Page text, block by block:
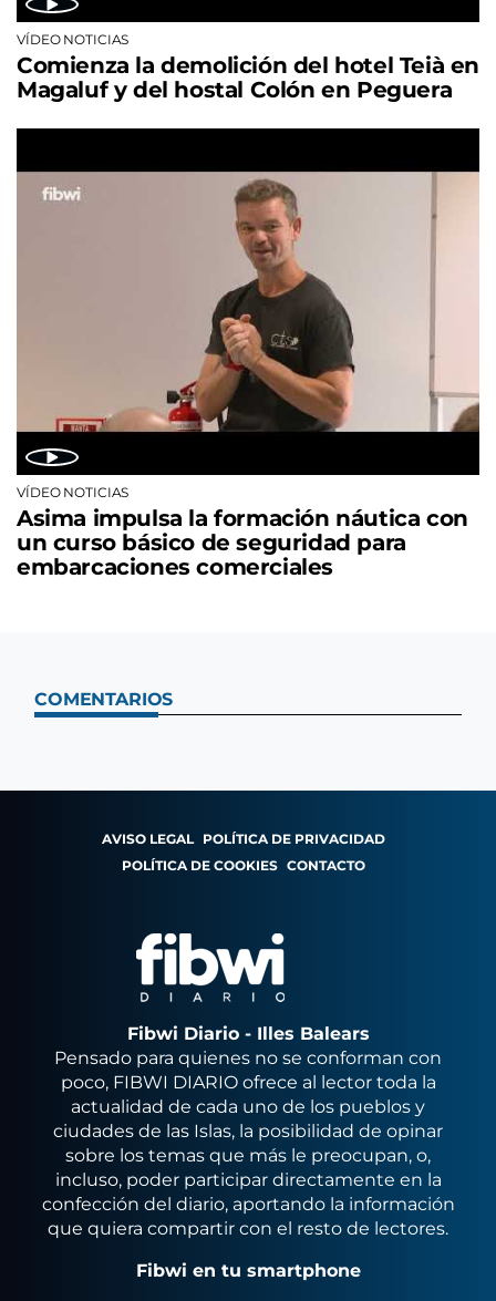
VÍDEO NOTICIAS
Comienza la demolición del hotel Teià en
Magaluf y del hostal Colón en Peguera
VÍDEO NOTICIAS
Asima impulsa la formación náutica con
un curso básico de seguridad para
embarcaciones comerciales
COMENTARIOS
AVISO LEGAL POLÍTICA DE PRIVACIDAD
POLÍTICA DE COOKIES CONTACTO
Fibwi Diario - Illes Balears
Pensado para quienes no se conforman con
poco, FIBWI DIARIO ofrece al lector toda la
actualidad de cada uno de los pueblos y
ciudades de las Islas, la posibilidad de opinar
sobre los temas que más le preocupan, o,
incluso, poder participar directamente en la
confección del diario, aportando la información
que quiera compartir con el resto de lectores.
Fibwi en tu smartphone